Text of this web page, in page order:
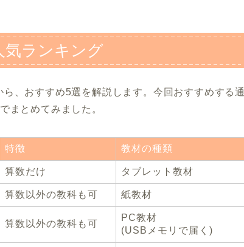
気ランキング
、おすすめ5選を解説します。今回おすすめする通
まとめてみました。
特徴 教材の種類
算数だけ タブレット教材
算数以外の教科も可 紙教材
算数以外の教科も可
PC教材
(USBメモリで届く)